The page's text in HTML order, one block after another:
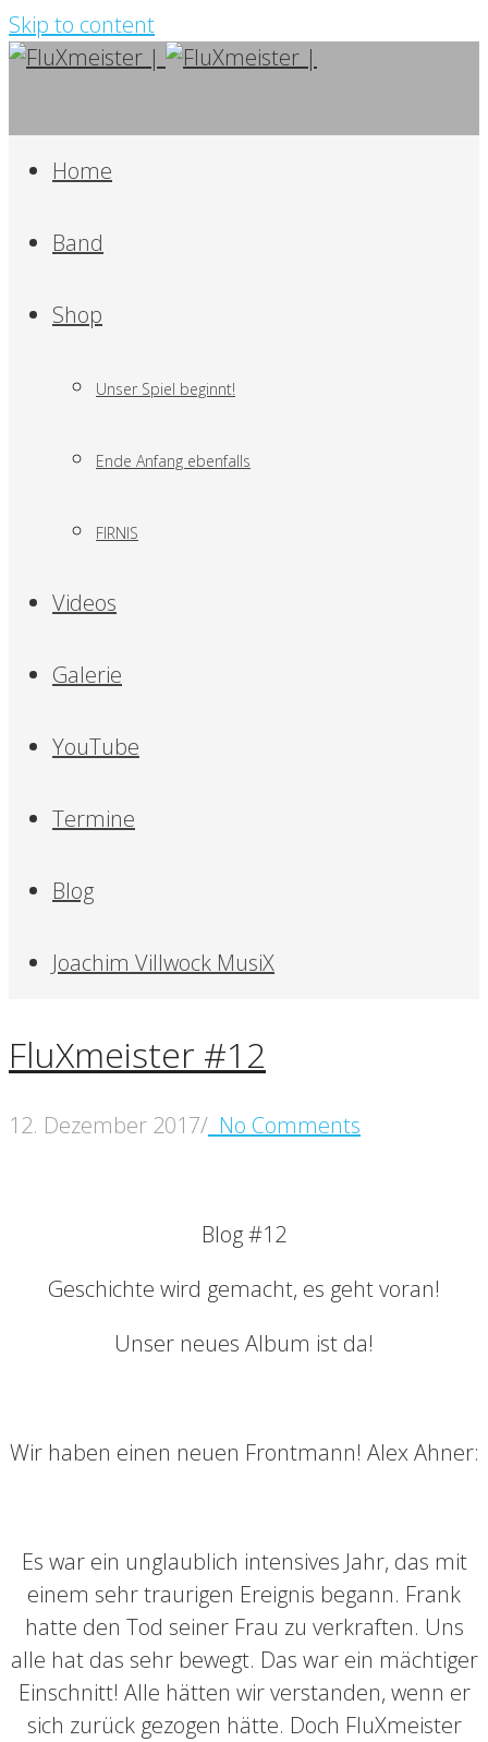
Skip to content
Home
Band
Shop
Unser Spiel beginnt!
Ende Anfang ebenfalls
FIRNIS
Videos
Galerie
YouTube
Termine
Blog
Joachim Villwock MusiX
FluXmeister #12
12. Dezember 2017/ No Comments
Blog #12
Geschichte wird gemacht, es geht voran!
Unser neues Album ist da!
Wir haben einen neuen Frontmann! Alex Ahner:
Es war ein unglaublich intensives Jahr, das mit
einem sehr traurigen Ereignis begann. Frank
hatte den Tod seiner Frau zu verkraften. Uns
alle hat das sehr bewegt. Das war ein mächtiger
Einschnitt! Alle hätten wir verstanden, wenn er
sich zurück gezogen hätte. Doch FluXmeister